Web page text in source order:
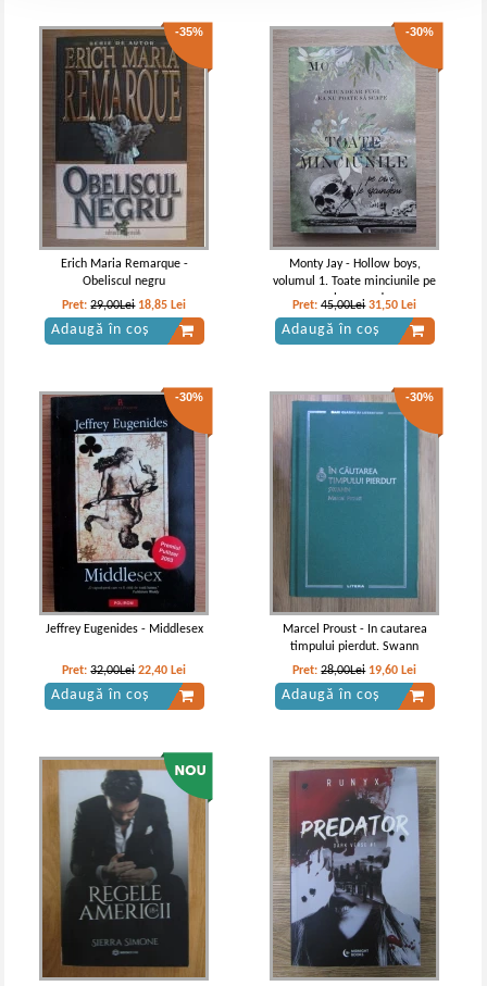
-35%
Erich Maria Remarque -
Obeliscul negru
Pret:29,00Lei 18,85 Lei
Adaugă în coș
-30%
Monty Jay - Hollow boys,
volumul 1. Toate minciunile pe
care le ascundem
Pret:45,00Lei 31,50 Lei
Adaugă în coș
-30%
Jeffrey Eugenides - Middlesex
Pret:32,00Lei 22,40 Lei
Adaugă în coș
-30%
Marcel Proust - In cautarea
timpului pierdut. Swann
Pret:28,00Lei 19,60 Lei
Adaugă în coș